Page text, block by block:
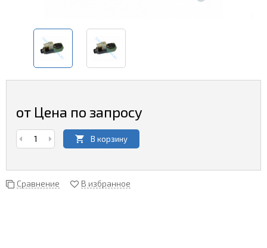
от Цена по запросу
В корзину
Сравнение В избранное